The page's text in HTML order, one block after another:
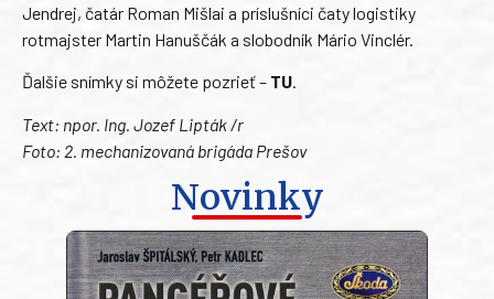
Jendrej, čatár Roman Mišlai a príslušníci čaty logistiky
rotmajster Martin Hanuščák a slobodník Mário Vinclér.
Ďalšie snímky si môžete pozrieť – TU.
Text: npor. Ing. Jozef Lipták /r
Foto: 2. mechanizovaná brigáda Prešov
Novinky